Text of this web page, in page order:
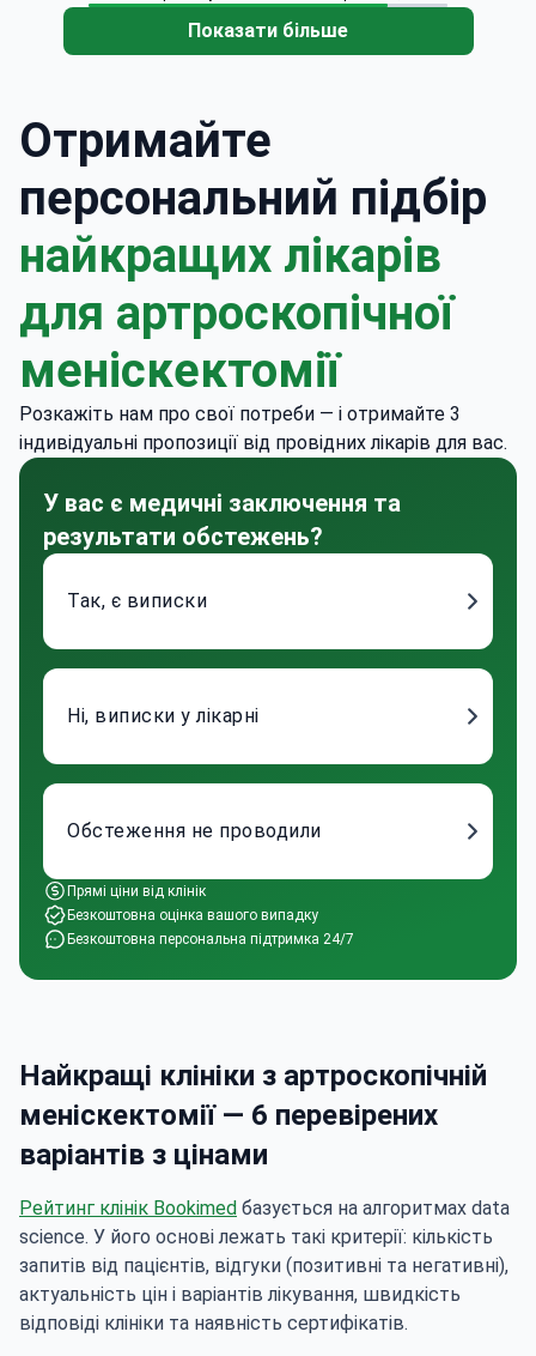
Показати більше
Отримайте
персональний підбір
найкращих лікарів
для артроскопічної
меніскектомії
Розкажіть нам про свої потреби — і отримайте 3
індивідуальні пропозиції від провідних лікарів для вас.
У вас є медичні заключення та
результати обстежень?
Так, є виписки
Ні, виписки у лікарні
Обстеження не проводили
Прямі ціни від клінік
Безкоштовна оцінка вашого випадку
Безкоштовна персональна підтримка 24/7
Найкращі клініки з артроскопічній
меніскектомії — 6 перевірених
варіантів з цінами
Рейтинг клінік Bookimed базується на алгоритмах data
science. У його основі лежать такі критерії: кількість
запитів від пацієнтів, відгуки (позитивні та негативні),
актуальність цін і варіантів лікування, швидкість
відповіді клініки та наявність сертифікатів.